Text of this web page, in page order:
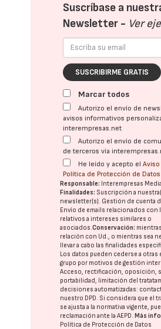
Suscríbase a
Newsletter - Ver
SUSCRIBIRME GRATIS
Marcar todos
Autorizo el envío de
avisos informativos
interempresas.net
Autorizo el envío de
de terceros vía
He leído y acepto elAviso
Política de Protección de Datos
Responsable: Interempresas
Finalidades: Suscripción a
newsletter(s). Gestión de cuenta
Envío de emails relacionados con
relativos a intereses similares o
asociados.Conservación:
relación con Ud., o mientras sea
llevar a cabo las finalidades
Los datos pueden cederse a otras
grupo por motivos de gestión
Acceso, rectificación, oposición,
portabilidad, limitación del
decisiones automatizadas:
nuestro DPD. Si considera que el
se ajusta a la normativa vigente,
reclamación ante laAEPD.Más
Política de Protección de Datos